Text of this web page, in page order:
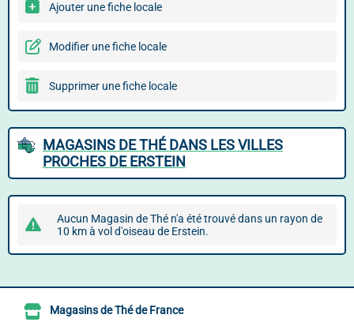
Ajouter une fiche locale
Modifier une fiche locale
Supprimer une fiche locale
MAGASINS DE THÉ DANS LES VILLES
PROCHES DE ERSTEIN
Aucun Magasin de Thé n'a été trouvé dans un rayon de
10 km à vol d'oiseau de Erstein.
Magasins de Thé de France